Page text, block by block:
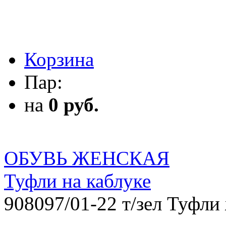
Корзина
Пар:
на 0 руб.
ОБУВЬ ЖЕНСКАЯ
Туфли на каблуке
908097/01-22 т/зел